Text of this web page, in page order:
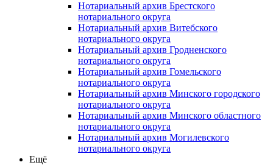
Нотариальный архив Брестского
нотариального округа
Нотариальный архив Витебского
нотариального округа
Нотариальный архив Гродненского
нотариального округа
Нотариальный архив Гомельского
нотариального округа
Нотариальный архив Минского городского
нотариального округа
Нотариальный архив Минского областного
нотариального округа
Нотариальный архив Могилевского
нотариального округа
Ещё